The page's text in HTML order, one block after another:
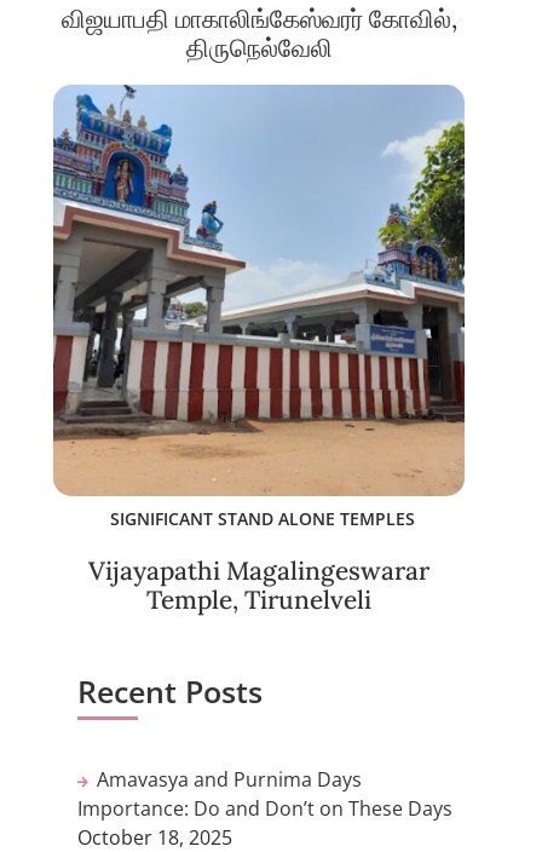
விஜயாபதி மாகாலிங்கேஸ்வரர் கோவில்,
திருநெல்வேலி
SIGNIFICANT STAND ALONE TEMPLES
Vijayapathi Magalingeswarar
Temple, Tirunelveli
Recent Posts
Amavasya and Purnima Days
Importance: Do and Don’t on These Days
October 18, 2025